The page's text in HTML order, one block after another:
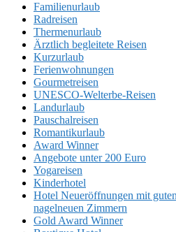
Familienurlaub
Radreisen
Thermenurlaub
Ärztlich begleitete Reisen
Kurzurlaub
Ferienwohnungen
Gourmetreisen
UNESCO-Welterbe-Reisen
Landurlaub
Pauschalreisen
Romantikurlaub
Award Winner
Angebote unter 200 Euro
Yogareisen
Kinderhotel
Hotel Neueröffnungen mit
nagelneuen Zimmern
Gold Award Winner